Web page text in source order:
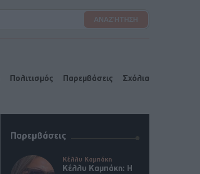
Πολιτισμός Παρεμβάσεις Σχόλια
Παρεμβάσεις
Κέλλυ Καμπάκη
Κέλλυ Καμπάκη: Η